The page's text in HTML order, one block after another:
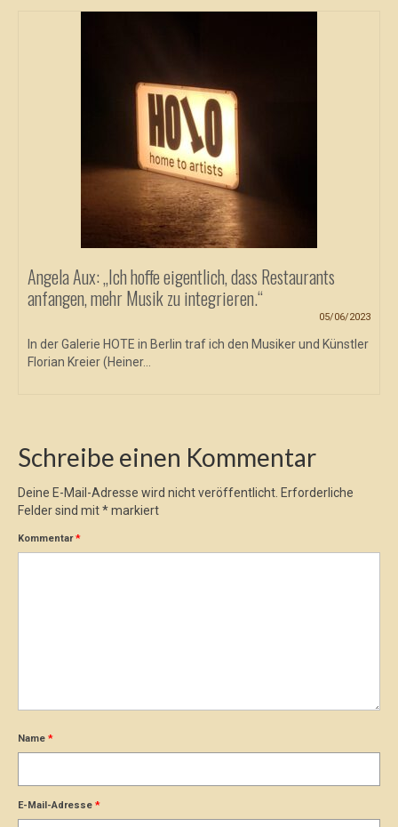
Angela Aux: „Ich hoffe eigentlich, dass Restaurants
anfangen, mehr Musik zu integrieren.“
05/06/2023
In der Galerie HOTE in Berlin traf ich den Musiker und Künstler
Florian Kreier (Heiner...
Schreibe einen Kommentar
Deine E-Mail-Adresse wird nicht veröffentlicht. Erforderliche
Felder sind mit*markiert
Kommentar*
Name *
E-Mail-Adresse *